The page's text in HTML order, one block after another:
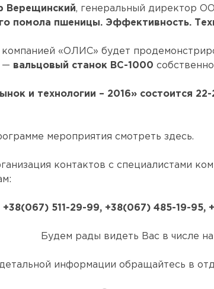
Верещинский, генеральный директор
помола пшеницы. Эффективность.
«ОЛИС» будет
— вальцовый станок ВС-1000
и технологии – 2016» состоится
мероприятия смотреть здесь.
контактов с специалистами
+38(067) 511-29-99, +38(067) 485-19-95,
Будем рады видеть Вас в числе
информации обращайтесь в